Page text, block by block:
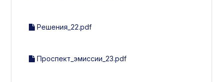
Решения_22.pdf
Проспект_эмиссии_23.pdf